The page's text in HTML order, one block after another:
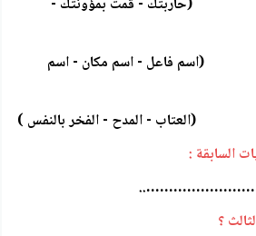
فاعل - اسم مكان - اسم
- المدح - الفخر بالنفس )